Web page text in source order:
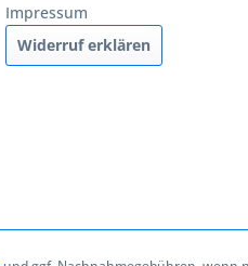
Impressum
Widerruf erklären